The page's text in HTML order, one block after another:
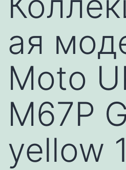
ая
Moto
M67P
yellow